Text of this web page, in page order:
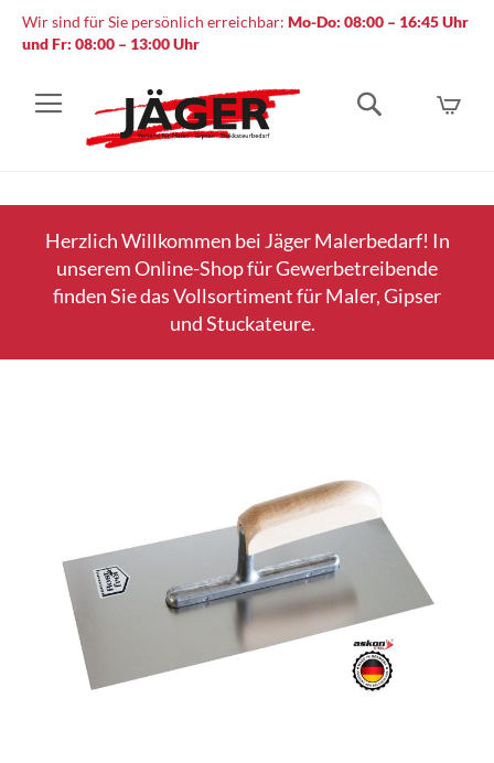
Wir sind für Sie persönlich erreichbar: Mo-Do: 08:00 – 16:45 Uhr
und Fr: 08:00 – 13:00 Uhr
Herzlich Willkommen bei Jäger Malerbedarf! In
unserem Online-Shop für Gewerbetreibende
finden Sie das Vollsortiment für Maler, Gipser
und Stuckateure.